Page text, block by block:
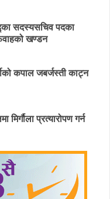
सदस्यसचिव पदका
खण्डन
कपाल जबर्जस्ती काट्न
प्रत्यारोपण गर्न